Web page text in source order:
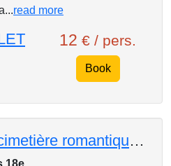
read more
12 € / pers.
Book
Le cimetière romantique de Montmartre
18e